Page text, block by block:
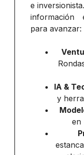
e
información
para avanzar:
IA &
y
en